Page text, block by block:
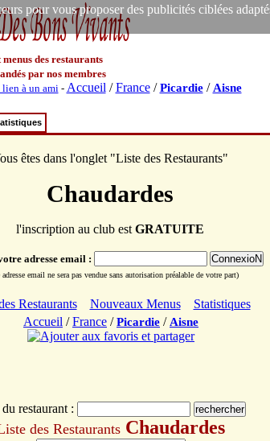
pour vous proposer des publicités ciblées
des restaurants
par nos membres
lien à un ami- Accueil /France/Picardie/ Aisne
êtes dans l'onglet "Liste des Restaurants"
Chaudardes
l'inscription au club est GRATUITE
adresse email :
email ne sera pas vendue sans autorisation préalable de votre part)
Restaurants Nouveaux Menus
Statistiques
Accueil /France /Picardie / Aisne
restaurant :
des Restaurants Chaudardes